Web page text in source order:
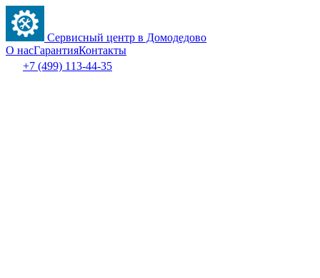
Сервисный центр в Домодедово
О насГарантияКонтакты
+7 (499) 113-44-35